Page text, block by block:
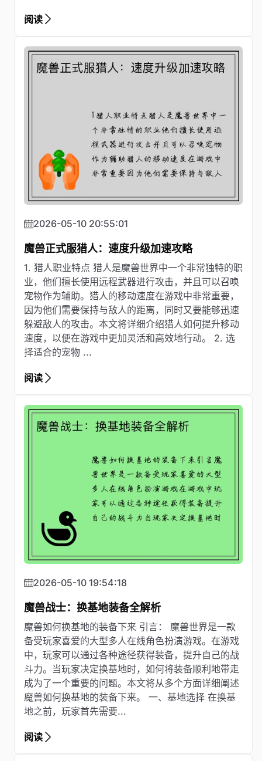
阅读
2026-05-10 20:55:01
魔兽正式服猎人：速度升级加速攻略
1. 猎人职业特点 猎人是魔兽世界中一个非常独特的职
业，他们擅长使用远程武器进行攻击，并且可以召唤
宠物作为辅助。猎人的移动速度在游戏中非常重要，
因为他们需要保持与敌人的距离，同时又要能够迅速
躲避敌人的攻击。本文将详细介绍猎人如何提升移动
速度，以便在游戏中更加灵活和高效地行动。 2. 选
择适合的宠物 ...
阅读
2026-05-10 19:54:18
魔兽战士：换基地装备全解析
魔兽如何换基地的装备下来 引言： 魔兽世界是一款
备受玩家喜爱的大型多人在线角色扮演游戏。在游戏
中，玩家可以通过各种途径获得装备，提升自己的战
斗力。当玩家决定换基地时，如何将装备顺利地带走
成为了一个重要的问题。本文将从多个方面详细阐述
魔兽如何换基地的装备下来。 一、基地选择 在换基
地之前，玩家首先需要...
阅读